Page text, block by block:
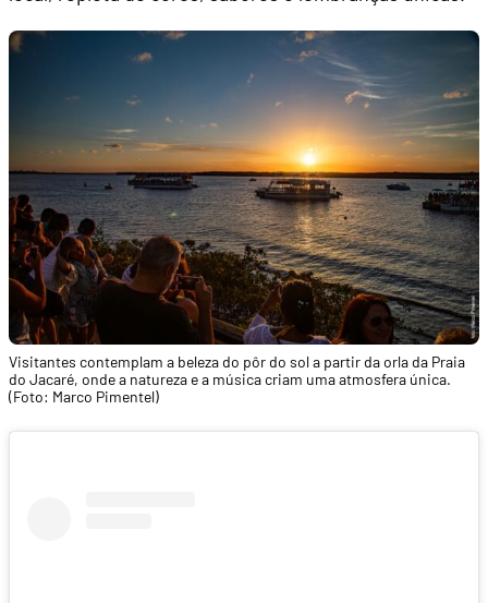
Visitantes contemplam a beleza do pôr do sol a partir da orla da Praia
do Jacaré, onde a natureza e a música criam uma atmosfera única.
(Foto: Marco Pimentel)